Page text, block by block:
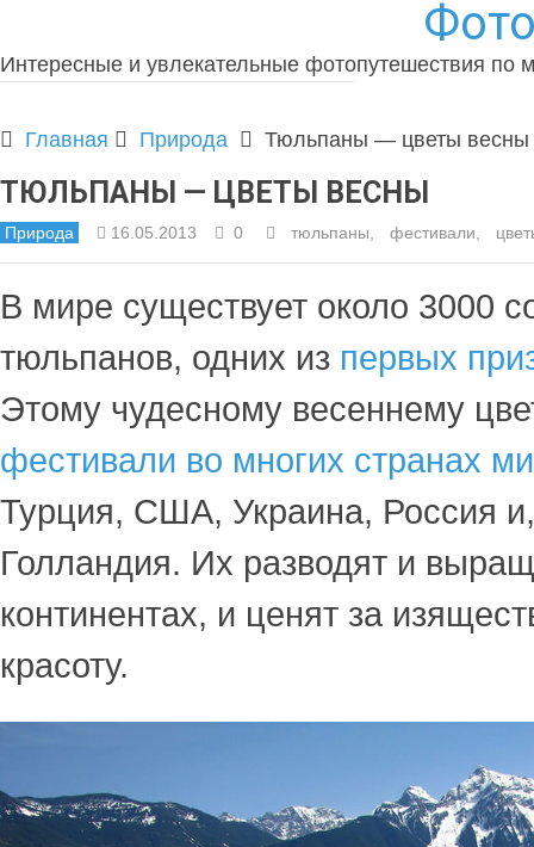
Интересные и увлекательные фотопутешествия по
Главная Природа Тюльпаны — цветы весны
ТЮЛЬПАНЫ — ЦВЕТЫ ВЕСНЫ
Природа 16.05.2013 0 тюльпаны фестивали
В мире существует около 3000
тюльпанов, одних из первых
Этому чудесному весеннему
фестивали во многих странах
Турция, США, Украина, Россия
Голландия. Их разводят и
континентах, и ценят за
красоту.